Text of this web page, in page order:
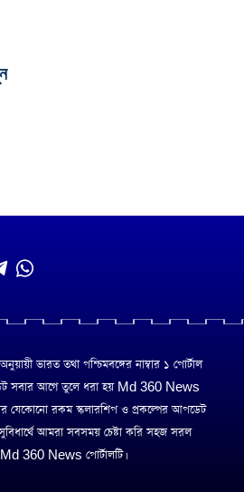
ভারত তথা পশ্চিমবঙ্গের নাম্বার ১ পোর্টাল
সবার আগে তুলে ধরা হয় Md 360 News
যেকোনো রকম স্কলারশিপ ও প্রকল্পের আপডেট
আমরা সবসময় চেষ্টা করি সহজ সরল
360 News পোর্টালটি।